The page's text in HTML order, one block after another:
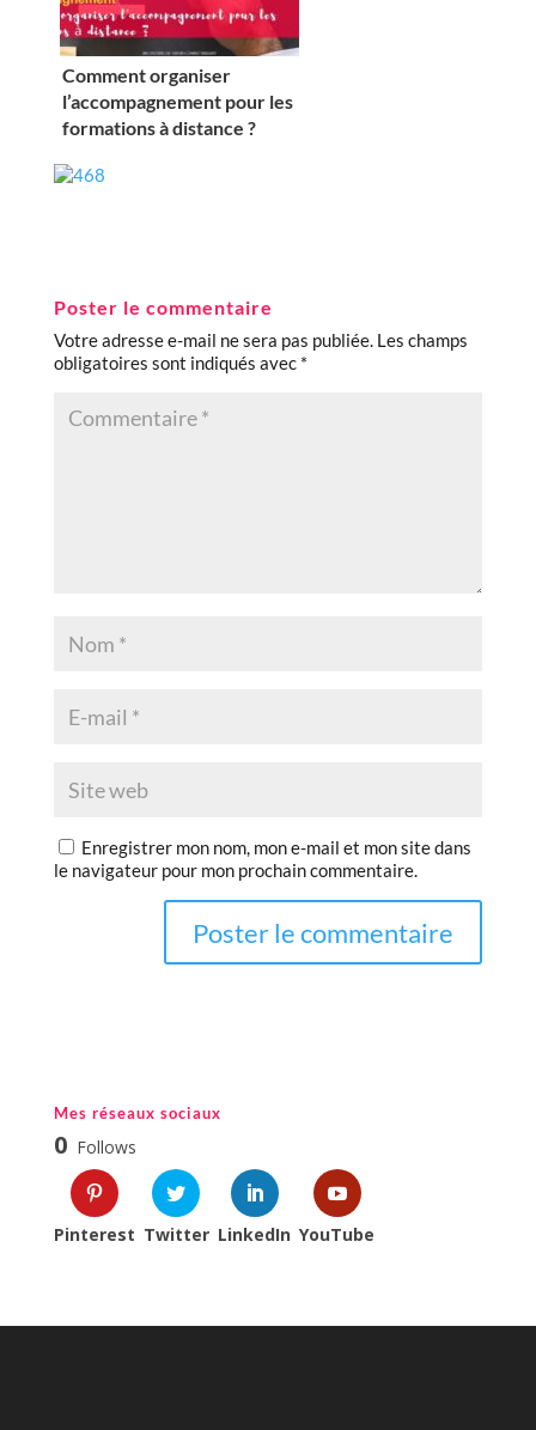
Comment organiser
l’accompagnement pour les
formations à distance ?
Poster le commentaire
Votre adresse e-mail ne sera pas publiée. Les champs
obligatoires sont indiqués avec *
Enregistrer mon nom, mon e-mail et mon site dans
le navigateur pour mon prochain commentaire.
Mes réseaux sociaux
0 Follows
Pinterest Twitter LinkedIn YouTube